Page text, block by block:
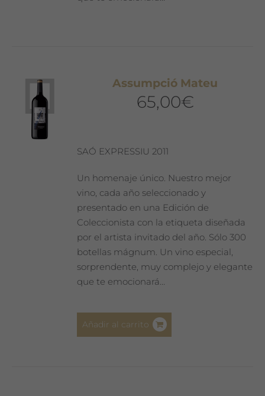
Assumpció Mateu
65,00€
SAÓ EXPRESSIU 2011
Un homenaje único. Nuestro mejor
vino, cada año seleccionado y
presentado en una Edición de
Coleccionista con la etiqueta diseñada
por el artista invitado del año. Sólo 300
botellas mágnum. Un vino especial,
sorprendente, muy complejo y elegante
que te emocionará…
Añadir al carrito